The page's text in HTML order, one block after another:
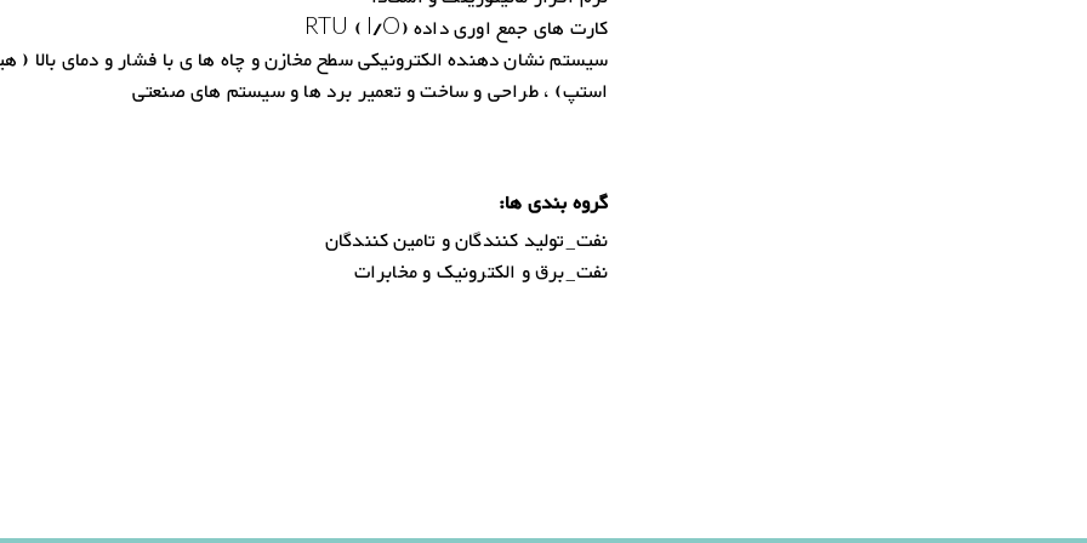
کارت های جمع اوری داده RTU ( I/O)
سیستم نشان دهنده الکترونیکی سطح مخازن و چاه ها ی با فشار و دمای بالا (
استپ) ، طراحی و ساخت و تعمیر برد ها و سیستم های صنعتی
گروه بندی ها:
نفت_تولید کنندگان و تامین کنندگان
نفت_برق و الکترونیک و مخابرات